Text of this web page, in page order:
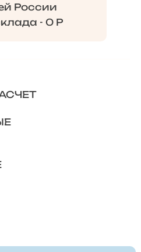
России
- 0 Р